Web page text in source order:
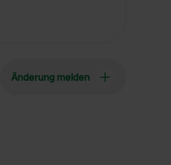
Änderung melden